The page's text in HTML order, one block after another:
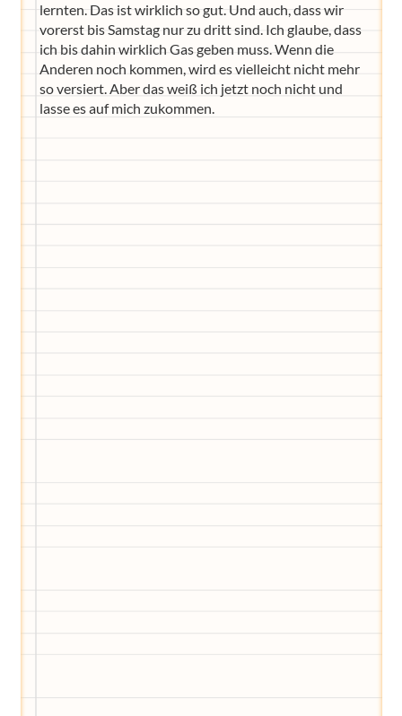
lernten. Das ist wirklich so gut. Und auch, dass wir
vorerst bis Samstag nur zu dritt sind. Ich glaube, dass
ich bis dahin wirklich Gas geben muss. Wenn die
Anderen noch kommen, wird es vielleicht nicht mehr
so versiert. Aber das weiß ich jetzt noch nicht und
lasse es auf mich zukommen.